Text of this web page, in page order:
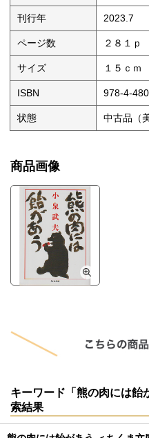
刊行年 2023.7
ページ数 ２８１ｐ
サイズ １５ｃｍ
ISBN 978-4-
状態 中古品（
商品画像
キーワード「熊の肉には飴
索結果